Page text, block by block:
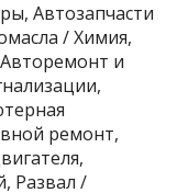
Автозапчасти
/ Химия,
и
ремонт,
Развал /